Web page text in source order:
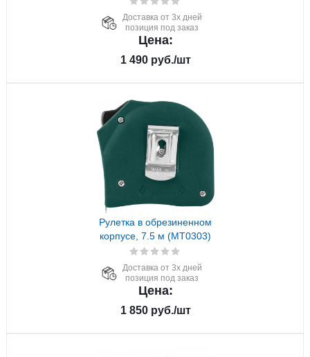
Доставка от 3х дней
позиция под заказ
Цена:
1 490руб./шт
Рулетка в обрезиненном
корпусе, 7.5 м (MT0303)
Доставка от 3х дней
позиция под заказ
Цена:
1 850руб./шт